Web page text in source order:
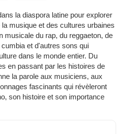
la diaspora latine pour explorer
musique et des cultures urbaines
musicale du rap, du reggaeton, de
et d'autres sons qui
dans le monde entier. Du
en passant par les histoires de
la parole aux musiciens, aux
fascinants qui révèleront
son histoire et son importance